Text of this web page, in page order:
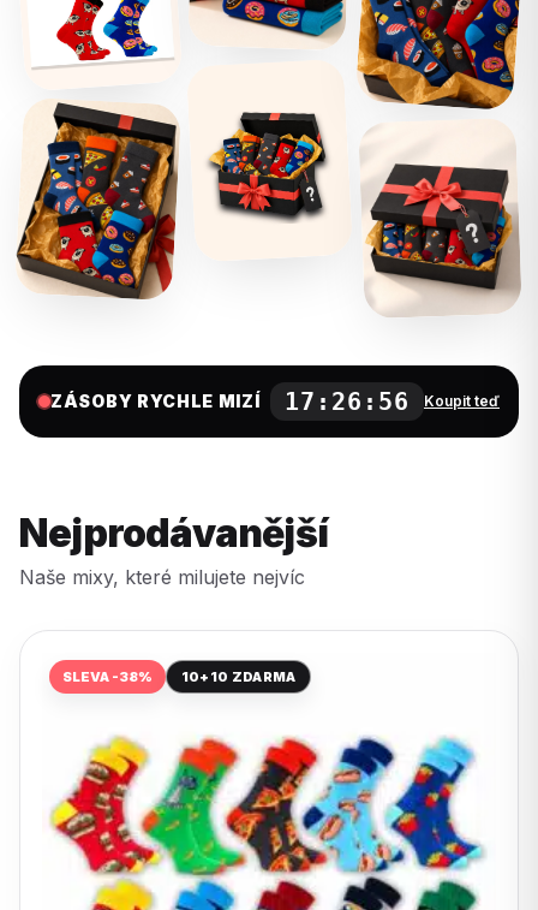
ZÁSOBY RYCHLE MIZÍ 17:26:55 Koupit teď
Nejprodávanější
Naše mixy, které milujete nejvíc
SLEVA -38% 10+10 ZDARMA